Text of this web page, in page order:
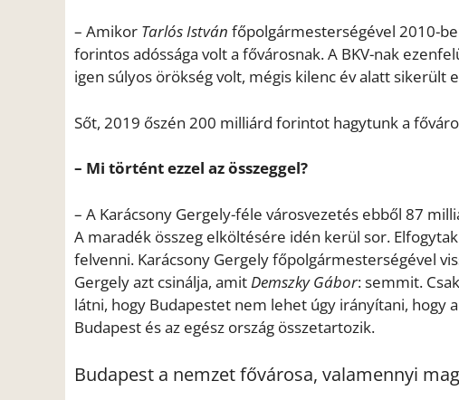
– Amikor Tarlós István főpolgármesterségével 2010-
forintos adóssága volt a fővárosnak. A BKV-nak
igen súlyos örökség volt, mégis kilenc év alatt sikerült
Sőt, 2019 őszén 200 milliárd forintot hagytunk a
– Mi történt ezzel az összeggel?
– A Karácsony Gergely-féle városvezetés ebből 87
A maradék összeg elköltésére idén kerül sor.
felvenni. Karácsony Gergely főpolgármesterségével
Gergely azt csinálja, amitDemszky Gábor: semmit.
látni, hogy Budapestet nem lehet úgy irányítani, hogy
Budapest és az egész ország összetartozik.
Budapest a nemzet fővárosa, valamennyi